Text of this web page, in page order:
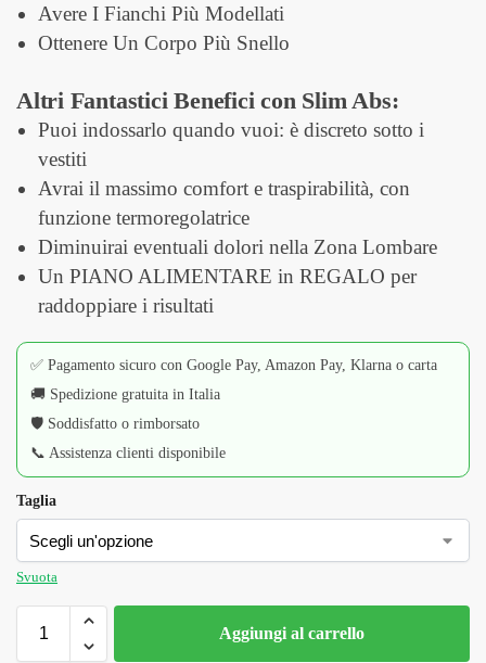
Avere I Fianchi Più Modellati
Ottenere Un Corpo Più Snello
Altri Fantastici Benefici con Slim Abs:
Puoi indossarlo quando vuoi: è discreto sotto i
vestiti
Avrai il massimo comfort e traspirabilità, con
funzione termoregolatrice
Diminuirai eventuali dolori nella Zona Lombare
Un PIANO ALIMENTARE in REGALO per
raddoppiare i risultati
✅ Pagamento sicuro con Google Pay, Amazon Pay, Klarna o carta
🚚 Spedizione gratuita in Italia
🛡️ Soddisfatto o rimborsato
📞 Assistenza clienti disponibile
Taglia
Svuota
Aggiungi al carrello